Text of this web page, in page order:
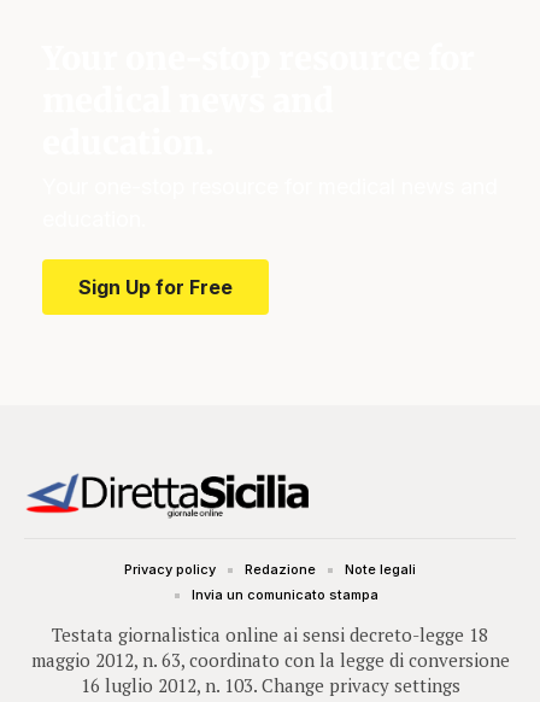
Sign Up for Free
Testata giornalistica online ai sensi decreto-legge 18
maggio 2012, n. 63, coordinato con la legge di conversione
16 luglio 2012, n. 103. Change privacy settings
Privacy policy Redazione
Note legali
Invia un comunicato stampa